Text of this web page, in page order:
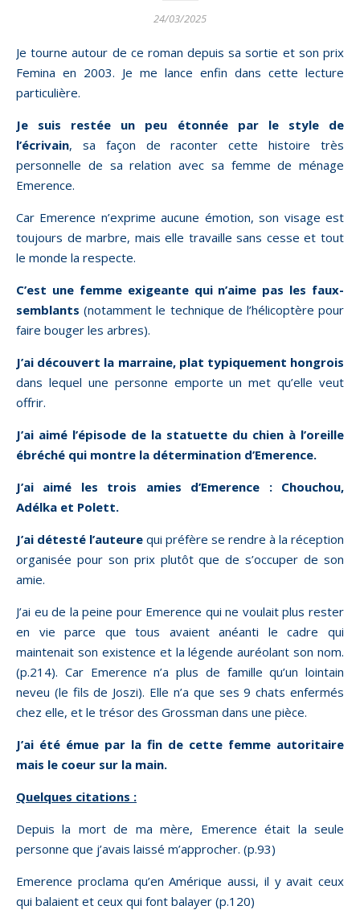
24/03/2025
Je tourne autour de ce roman depuis sa sortie et son prix
Femina en 2003. Je me lance enfin dans cette lecture
particulière.
Je suis restée un peu étonnée par le style de
l’écrivain, sa façon de raconter cette histoire très
personnelle de sa relation avec sa femme de ménage
Emerence.
Car Emerence n’exprime aucune émotion, son visage est
toujours de marbre, mais elle travaille sans cesse et tout
le monde la respecte.
C’est une femme exigeante qui n’aime pas les faux-
semblants (notamment le technique de l’hélicoptère pour
faire bouger les arbres).
J’ai découvert la marraine, plat typiquement hongrois
dans lequel une personne emporte un met qu’elle veut
offrir.
J’ai aimé l’épisode de la statuette du chien à l’oreille
ébréché qui montre la détermination d’Emerence.
J’ai aimé les trois amies d’Emerence : Chouchou,
Adélka et Polett.
J’ai détesté l’auteure qui préfère se rendre à la réception
organisée pour son prix plutôt que de s’occuper de son
amie.
J’ai eu de la peine pour Emerence qui ne voulait plus rester
en vie parce que tous avaient anéanti le cadre qui
maintenait son existence et la légende auréolant son nom.
(p.214). Car Emerence n’a plus de famille qu’un lointain
neveu (le fils de Joszi). Elle n’a que ses 9 chats enfermés
chez elle, et le trésor des Grossman dans une pièce.
J’ai été émue par la fin de cette femme autoritaire
mais le coeur sur la main.
Quelques citations :
Depuis la mort de ma mère, Emerence était la seule
personne que j’avais laissé m’approcher. (p.93)
Emerence proclama qu’en Amérique aussi, il y avait ceux
qui balaient et ceux qui font balayer (p.120)